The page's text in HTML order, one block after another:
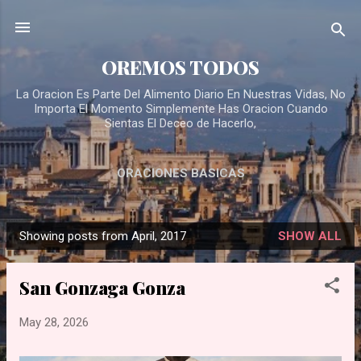
OREMOS TODOS
La Oracion Es Parte Del Alimento Diario En Nuestras Vidas, No
Importa El Momento Simplemente Has Oracion Cuando
Sientas El Deceo de Hacerlo,
ORACIONES BASICAS
P
o
Showing posts from April, 2017 SHOW ALL
San Gonzaga Gonza
May 28, 2026